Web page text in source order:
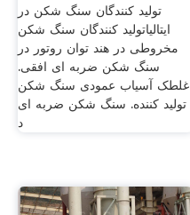
تولید کنندگان سنگ شکن در
ایتالیاتولید کنندگان سنگ شکن
مخروطی در هند توان روتور در
سنگ شکن ضربه ای افقی.
غلطک آسیاب عمودی سنگ شکن
تولید کننده. سنگ شکن ضربه ای
د